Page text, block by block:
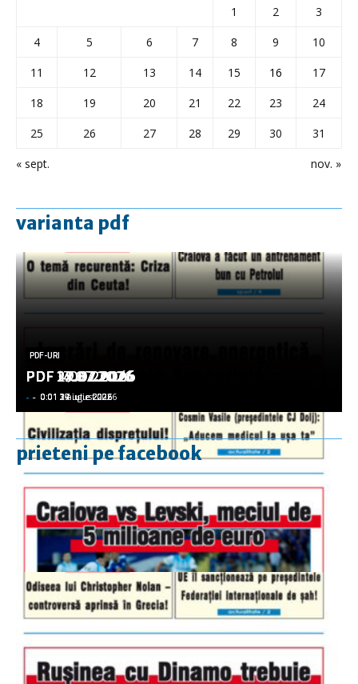
« sept. nov. »
1 2
3
4
5 6 7 8 9
10
11
12 13 14 15 16
17
18
19 20 21 22 23
24
25
26 27 28 29 30 31
varianta pdf
PDF-URI
PDF 3.08.2026
- - 0:01 3 august 2026
PDF-URI
PDF 29.07.2026
- - 0:01 29 iulie 2026
PDF-URI
PDF 27.07.2026
- - 0:01 27 iulie 2026
PDF-URI
PDF 17.07.2026
- - 0:01 17 iulie 2026
PDF-URI
PDF 14.07.2026
- - 0:01 14 iulie 2026
prieteni pe facebook